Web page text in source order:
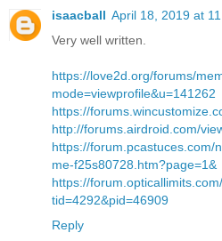
isaacball April 18, 2019 at
Very well written.
https://love2d.org/forums/
mode=viewprofile&u=141262
https://
http://forums.airdroid.com/
https://forum.pcastuces.com/
me-f25s80728.htm?page=1&
https://
tid=4292&pid=46909
Reply